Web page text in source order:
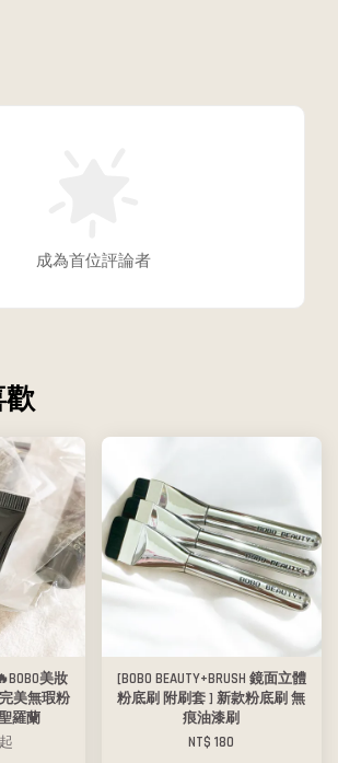
成為首位評論者
美妝
美無瑕粉
羅蘭
起
[BOBO BEAUTY+BRUSH 鏡面立體
粉底刷 附刷套 ] 新款粉底刷 無
痕油漆刷
NT$ 180